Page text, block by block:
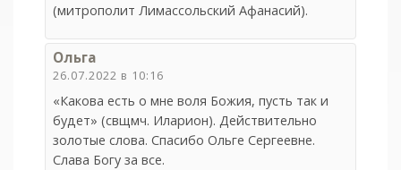
(митрополит Лимассольский Афанасий).
Ольга
26.07.2022 в 10:16
«Какова есть о мне воля Божия, пусть так и
будет» (свщмч. Иларион). Действительно
золотые слова. Спасибо Ольге Сергеевне.
Слава Богу за все.